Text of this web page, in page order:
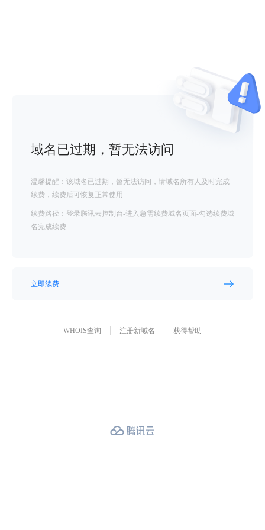
域名已过期，暂无法访问
温馨提醒：该域名已过期，暂无法访问，请域名所有人及时完成
续费，续费后可恢复正常使用
续费路径：登录腾讯云控制台-进入急需续费域名页面-勾选续费域
名完成续费
立即续费
WHOIS查询 注册新域名 获得帮助